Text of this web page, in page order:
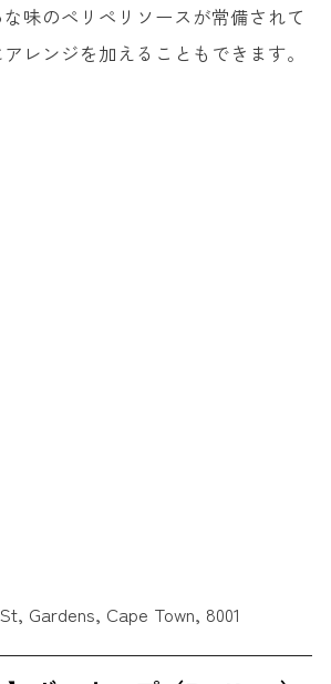
味のペリペリソースが常備されて
レンジを加えることもできます。
Gardens, Cape Town, 8001